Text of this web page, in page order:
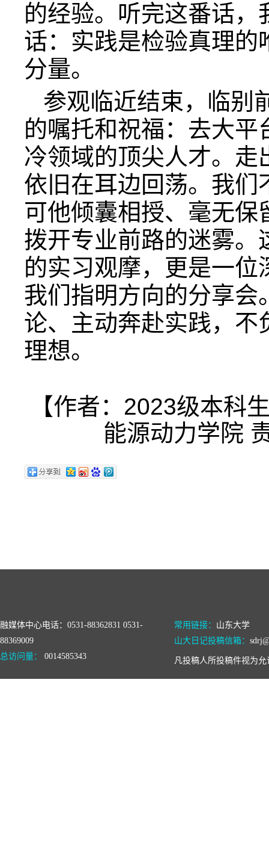
的经验。听完这番话
话：实践是检验真理的
分量。
参观临近结束，临别
的嘱托和祝福：去大
冷领域的顶尖人才。
依旧在耳边回荡。我们
可他倾囊相授、毫无
拨开专业前路的迷雾。
的实习观摩，更是一
我们指明方向的分享会
论、主动奔赴实践，不
理想。
【作者：2023级本科
能源动力学院
融媒体中心电话：0531-88362831 0531-
88369009
常用链接： 山东大学
山大日记投稿信箱：
总访问量：
0014585343 凡投稿人所投稿件视为